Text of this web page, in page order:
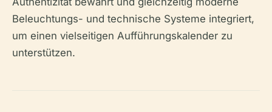
Beleuchtungs- und technische Systeme integriert,
um einen vielseitigen Aufführungskalender zu
unterstützen.